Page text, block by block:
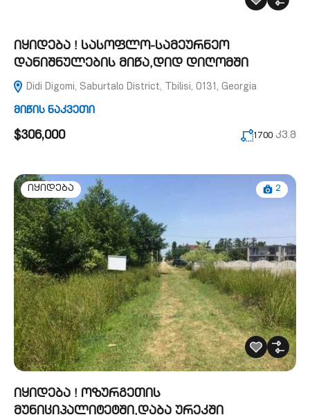
იყიდება ! სასოფლო-სამეურნეო
დანიშნულების მიწა,დიდ დიღომში
Didi Digomi, Saburtalo District, Tbilisi, 0131, Georgia
მიწის ნაკვეთი
$306,000 1700 კვ.მ
იყიდება 2
იყიდება ! ოზურგეთის
მუნიციპალიტეტში,დაბა ურეკში